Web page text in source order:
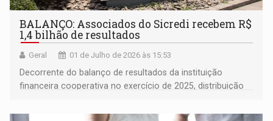
BALANÇO: Associados do Sicredi recebem R$
1,4 bilhão de resultados
Geral 01 de Julho de 2026 às 15:53
Decorrente do balanço de resultados da instituição
financeira cooperativa no exercício de 2025, distribuição
país